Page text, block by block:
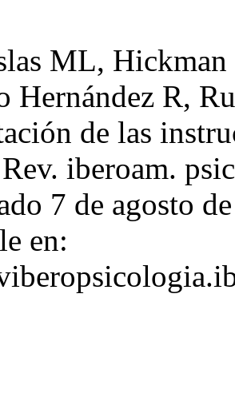
ML,
Hernández R,
de las
iberoam.
7 de agosto
en: